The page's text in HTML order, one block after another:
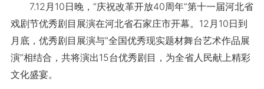
7.12月10日晚，“庆祝改革开放40周年”第十一届河北省
戏剧节优秀剧目展演在河北省石家庄市开幕。12月10日到
月底，优秀剧目展演与“全国优秀现实题材舞台艺术作品展
演”相结合，共将演出15台优秀剧目，为全省人民献上精彩
文化盛宴。